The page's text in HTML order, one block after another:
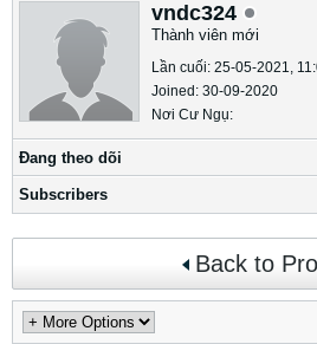
vndc324
Thành viên mới
Lần cuối: 25-05-2021,
Joined: 30-09-2020
Nơi Cư Ngụ:
Ðang theo dõi
Subscribers
Back to